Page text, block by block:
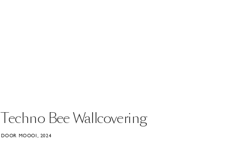
Techno BeeWallcovering
DOOR MOOOI, 2024